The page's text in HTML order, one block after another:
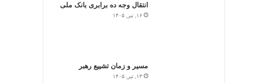
انتقال وجه ده برابری بانک ملی
۱۶, تیر, ۱۴۰۵
مسیر و زمان تشییع رهبر
۱۳, تیر, ۱۴۰۵